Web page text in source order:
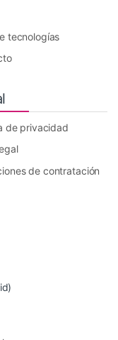
tecnologías
de privacidad
de contratación